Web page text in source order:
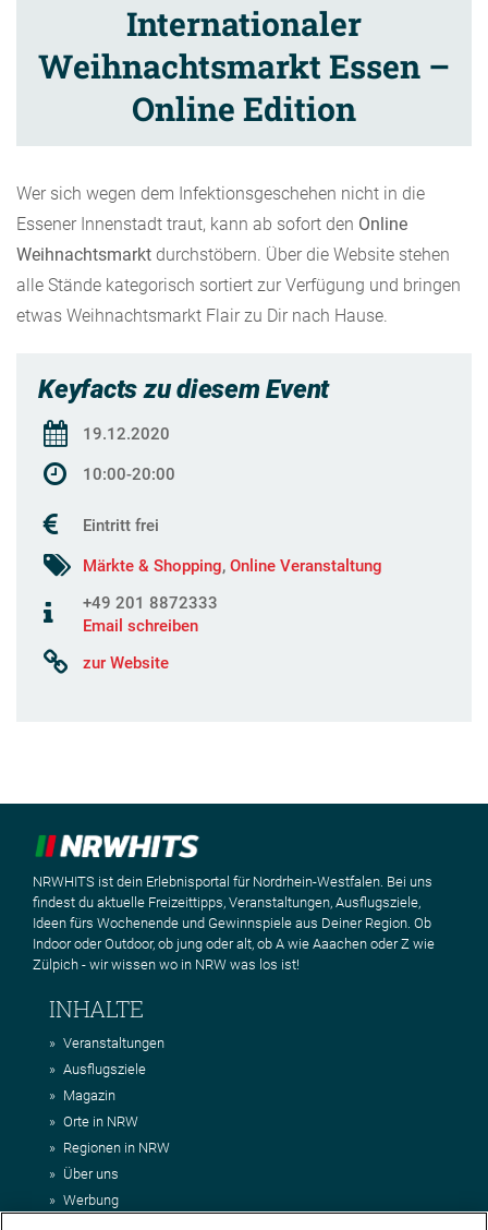
Internationaler
Weihnachtsmarkt Essen –
Online Edition
Wer sich wegen dem Infektionsgeschehen nicht in die
Essener Innenstadt traut, kann ab sofort den Online
Weihnachtsmarkt durchstöbern. Über die Website stehen
alle Stände kategorisch sortiert zur Verfügung und bringen
etwas Weihnachtsmarkt Flair zu Dir nach Hause.
Keyfacts zu diesem Event
19.12.2020
10:00-20:00
Eintritt frei
Märkte & Shopping, Online Veranstaltung
+49 201 8872333
Email schreiben
zur Website
NRWHITS ist dein Erlebnisportal für Nordrhein-Westfalen. Bei uns
findest du aktuelle Freizeittipps, Veranstaltungen, Ausflugsziele,
Ideen fürs Wochenende und Gewinnspiele aus Deiner Region. Ob
Indoor oder Outdoor, ob jung oder alt, ob A wie Aaachen oder Z wie
Zülpich - wir wissen wo in NRW was los ist!
INHALTE
Veranstaltungen
Ausflugsziele
Magazin
Orte in NRW
Regionen in NRW
Über uns
Werbung